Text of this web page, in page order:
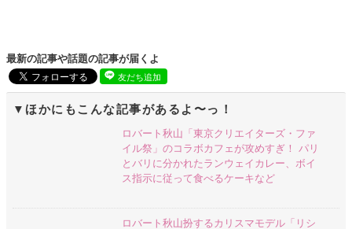
最新の記事や話題の記事が届くよ
友だち追加
ほかにもこんな記事があるよ〜っ！
ロバート秋山「東京クリエイターズ・ファ
イル祭」のコラボカフェが攻めすぎ！ パリ
とバリに分かれたランウェイカレー、ボイ
ス指示に従って食べるケーキなど
ロバート秋山扮するカリスマモデル「リシ